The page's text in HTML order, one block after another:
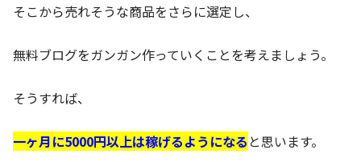
そこから売れそうな商品をさらに選定し、
無料ブログをガンガン作っていくことを考えましょう。
そうすれば、
一ヶ月に5000円以上は稼げるようになる と思います。